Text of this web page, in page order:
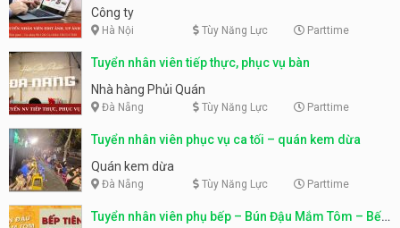
Công ty
Hà Nội Tùy Năng Lực Parttime
Tuyển nhân viên tiếp thực, phục vụ bàn
Nhà hàng Phủi Quán
Đà Nẵng Tùy Năng Lực Parttime
Tuyển nhân viên phục vụ ca tối – quán kem dừa
Quán kem dừa
Đà Nẵng Tùy Năng Lực Parttime
Tuyển nhân viên phụ bếp – Bún Đậu Mắm Tôm – Bếp